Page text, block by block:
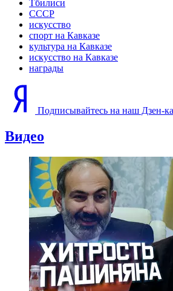
Тбилиси
СССР
искусство
спорт на Кавказе
культура на Кавказе
искусство на Кавказе
награды
Подписывайтесь на наш Дзен-
Видео